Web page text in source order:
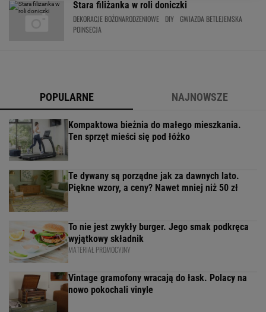
Stara filiżanka w roli doniczki
DEKORACJE BOŻONARODZENIOWE DIY GWIAZDA BETLEJEMSKA
POINSECJA
POPULARNE NAJNOWSZE
Kompaktowa bieżnia do małego mieszkania.
Ten sprzęt mieści się pod łóżko
Te dywany są porządne jak za dawnych lato.
Piękne wzory, a ceny? Nawet mniej niż 50 zł
To nie jest zwykły burger. Jego smak podkręca
wyjątkowy składnik
MATERIAŁ PROMOCYJNY
Vintage gramofony wracają do łask. Polacy na
nowo pokochali vinyle